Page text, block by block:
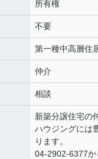
所有権
不要
第一種中高層住
仲介
相談
新築分譲住宅の
ハウジングには
ります。
04-2902-6377